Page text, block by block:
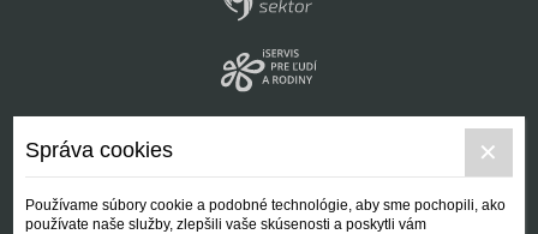
Správa cookies
Používame súbory cookie a podobné technológie, aby sme pochopili, ako
používate naše služby, zlepšili vaše skúsenosti a poskytli vám